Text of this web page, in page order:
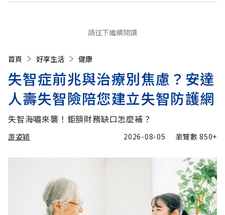
請往下繼續閱讀
首頁 好享生活 健康
失智症前兆與治療別焦慮？安達
人壽失智險陪您建立失智防護網
失智海嘯來襲！鉅額財務缺口怎麼補？
游姿穎 2026-08-05 瀏覽數850+